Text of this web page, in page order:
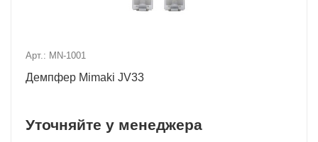
Арт.: MN-1001
Демпфер Mimaki JV33
Уточняйте у менеджера